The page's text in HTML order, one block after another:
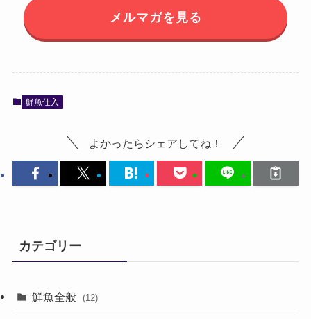
メルマガを見る
鮮魚仕入
よかったらシェアしてね！
カテゴリー
鮮魚全般 (12)